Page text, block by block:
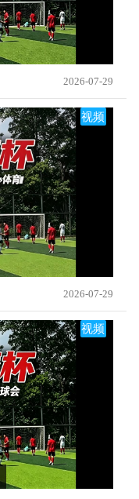
2026-07-29
视频
2026-07-29
视频